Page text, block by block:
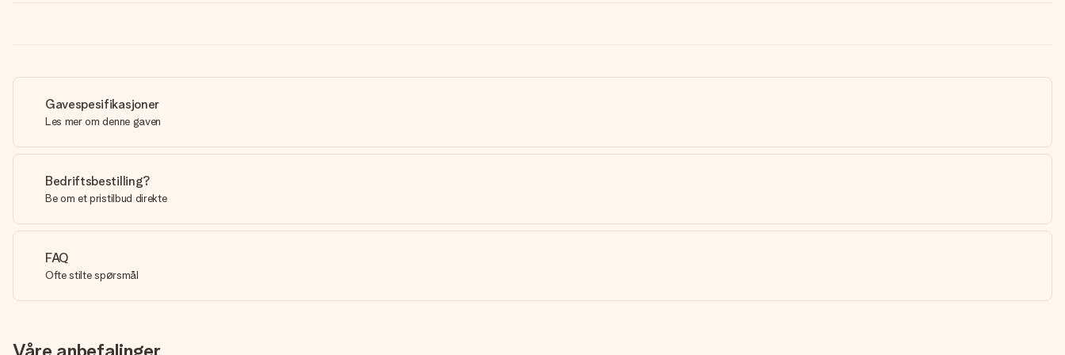
Gavespesifikasjoner
Les mer om denne gaven
Bedriftsbestilling?
Be om et pristilbud direkte
FAQ
Ofte stilte spørsmål